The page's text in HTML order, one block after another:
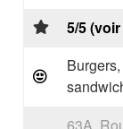
5/5